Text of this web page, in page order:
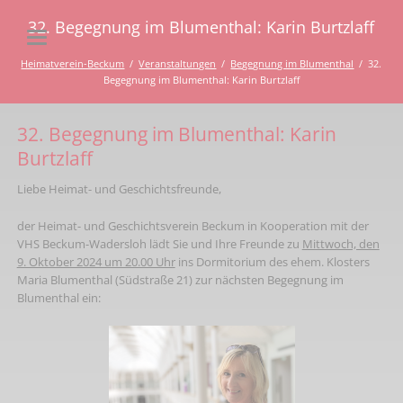
32. Begegnung im Blumenthal: Karin Burtzlaff
Heimatverein-Beckum Veranstaltungen Begegnung im Blumenthal
32.
Begegnung im Blumenthal: Karin Burtzlaff
32. Begegnung im Blumenthal: Karin
Burtzlaff
Liebe Heimat- und Geschichtsfreunde,
der Heimat- und Geschichtsverein Beckum in Kooperation mit der
VHS Beckum-Wadersloh lädt Sie und Ihre Freunde zu Mittwoch, den
9. Oktober 2024 um 20.00 Uhrins Dormitorium des ehem. Klosters
Maria Blumenthal (Südstraße 21) zur nächsten Begegnung im
Blumenthal ein: